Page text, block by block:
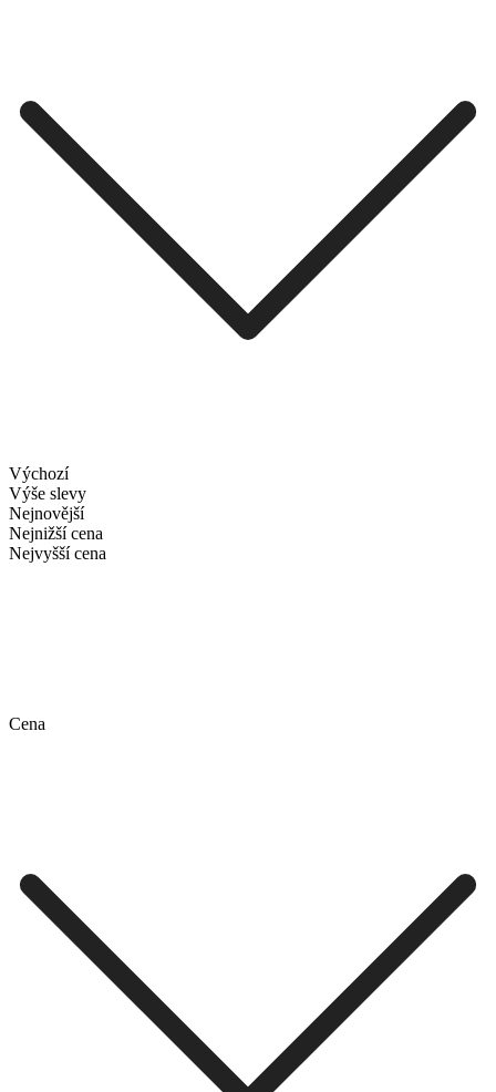
Výchozí
Výše slevy
Nejnovější
Nejnižší cena
Nejvyšší cena
Cena